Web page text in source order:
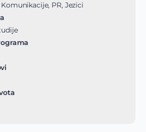
PR, Jezici